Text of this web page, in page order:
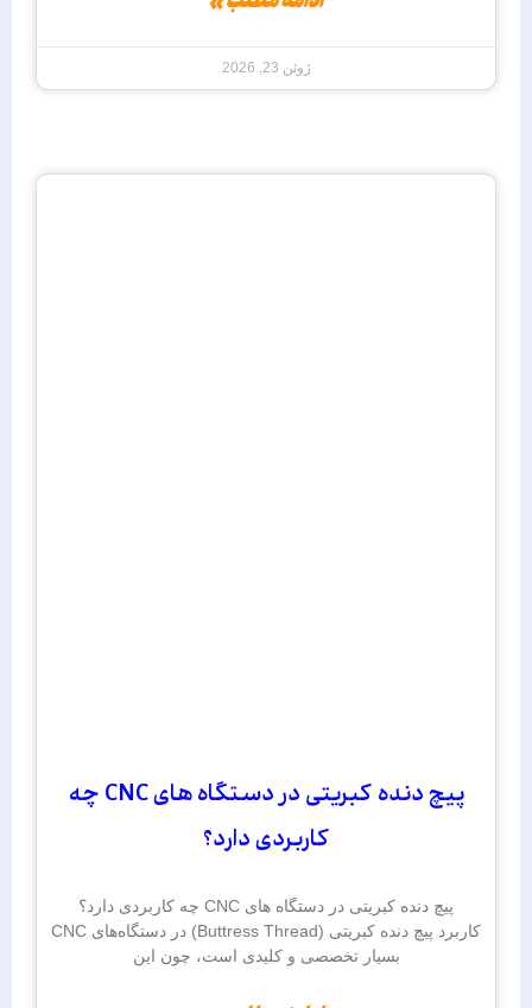
ژوئن 23, 2026
پیچ دنده کبریتی در دستگاه ‌های CNC چه
کاربردی دارد؟
پیچ دنده کبریتی در دستگاه‌ های CNC چه کاربردی دارد؟
کاربرد پیچ دنده کبریتی (Buttress Thread) در دستگاه‌های CNC
بسیار تخصصی و کلیدی است، چون این